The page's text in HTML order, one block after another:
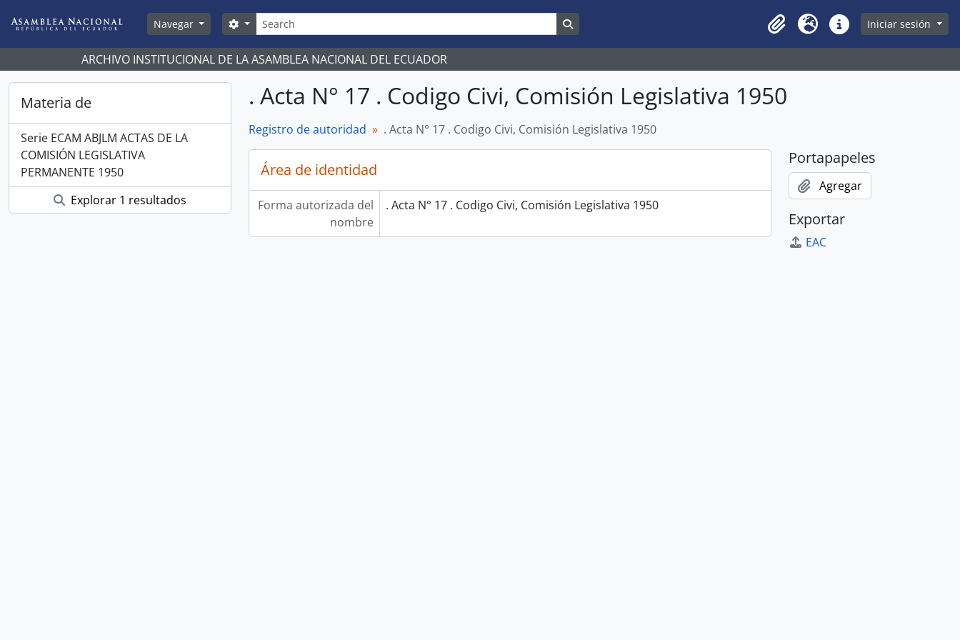
Navegar
Búsqueda
Search options
Clipboard
Idioma Enlaces rápidos
Iniciar sesión
ARCHIVO INSTITUCIONAL DE LA ASAMBLEA NACIONAL DEL ECUADOR
Materia de
Serie ECAM ABJLM ACTAS DE LA
COMISIÓN LEGISLATIVA
PERMANENTE 1950
Explorar 1 resultados
. Acta N° 17 . Codigo Civi, Comisión Legislativa 1950
Registro de autoridad . Acta N° 17 . Codigo Civi, Comisión Legislativa 1950
Área de identidad
Forma autorizada del
nombre
. Acta N° 17 . Codigo Civi, Comisión Legislativa 1950
Portapapeles
Agregar
Exportar
EAC